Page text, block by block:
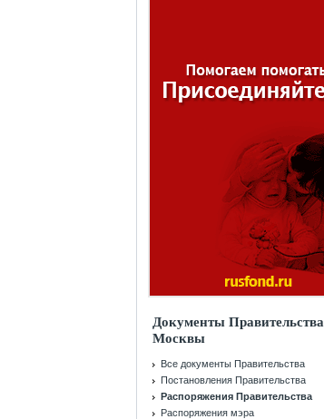
Документы Правительства
Москвы
Все документы Правительства
Постановления Правительства
Распоряжения Правительства
Распоряжения мэра